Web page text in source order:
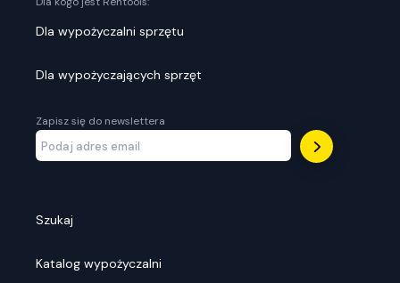
Dla wypożyczalni sprzętu
Dla wypożyczających sprzęt
Zapisz się do newslettera
Szukaj
Katalog wypożyczalni